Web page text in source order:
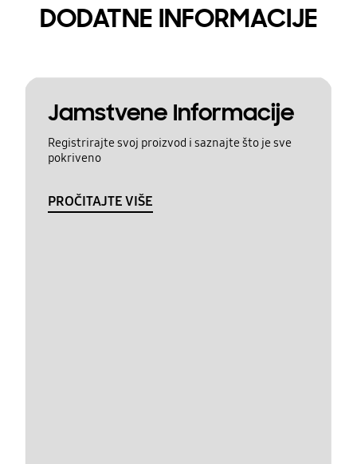
DODATNE INFORMACIJE
Jamstvene Informacije
Registrirajte svoj proizvod i saznajte što je sve
pokriveno
PROČITAJTE VIŠE